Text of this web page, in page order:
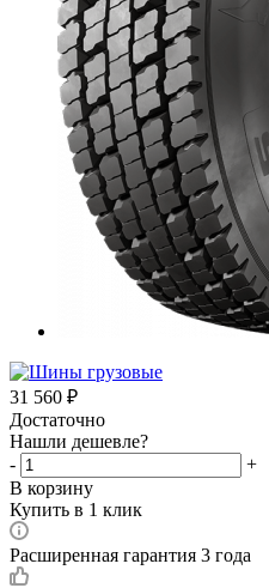
31 560 ₽
Достаточно
Нашли дешевле?
-
+
В корзину
Купить в 1 клик
Расширенная гарантия 3 года